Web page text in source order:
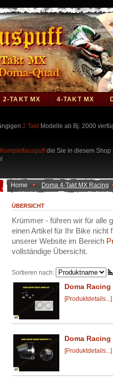
2-TAKT MX 4-TAKT MX
2 TaktModelle ab Bj. 2000
Komplettauspuffdie Sie in diesem Shop
Home Doma 4-Takt MX Racing
ÜBERSICHT
Krümmer - führen wir für alle
einen Artikel für Ihr Bike nicht
unserer Website im Bereich
vollständige Übersicht.
Sortieren nach:
Doma
[Produktdetails...]
Doma
[Produktdetails...]